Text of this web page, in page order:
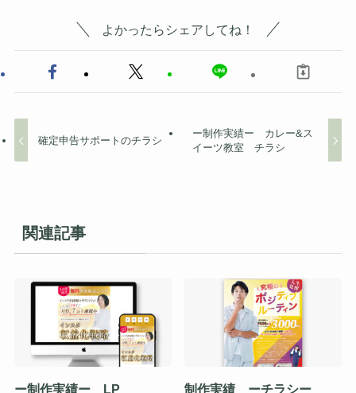
よかったらシェアしてね！
確定申告サポートのチラシ
ー制作実績ー カレー&ス
イーツ教室 チラシ
関連記事
ー制作実績ー LP 制作実績 ーチラシー